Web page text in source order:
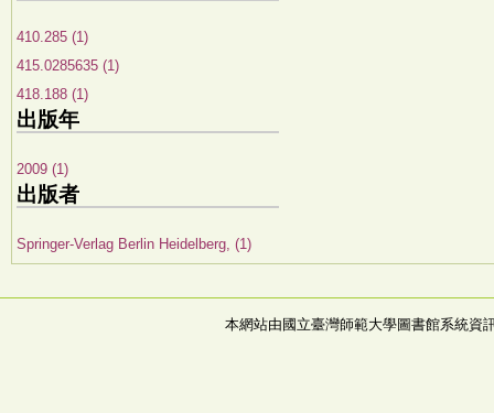
410.285 (1)
415.0285635 (1)
418.188 (1)
出版年
2009 (1)
出版者
Springer-Verlag Berlin Heidelberg, (1)
本網站由國立臺灣師範大學圖書館系統資